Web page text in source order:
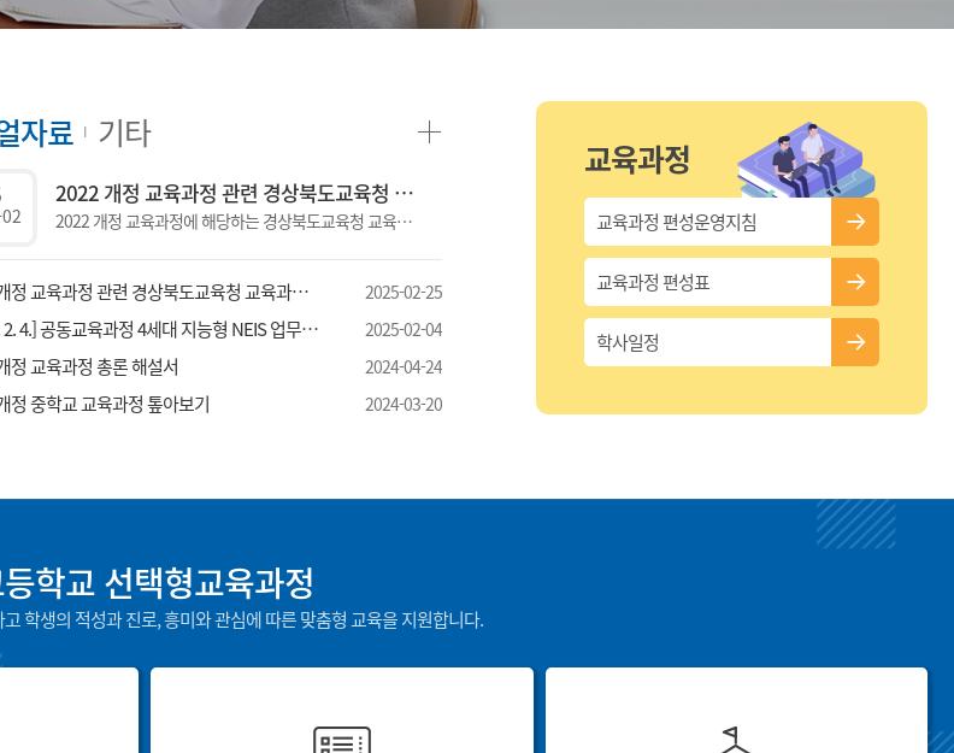
자료
2022 개정 교육과정 관련 경상북도교육청 교육과정 편성운영 지침(고등학교)
2022 개정 교육과정에 해당하는 경상북도교육청 교육과정 편성운영 지침 입니다. 2022 부터는 학교의 자율성을 강조한다는 의미에서 지침이라는 용어 대신 &#39;삶의 힘을 키우는 경상북도 고등학교 교육과정&#39; 이라는 이름으로 안내됩니다.
교육과정 관련 경상북도교육청 교육과정 편성운영 지침(중학교) 2025-02-25
4.] 공동교육과정 4세대 지능형 NEIS 업무 매뉴얼 2025-02-04
정 교육과정 총론 해설서 2024-04-24
정 중학교 교육과정 톺아보기 2024-03-20
기타
교육과정
교육과정 편성운영지침
교육과정 편성표
학사일정
학교 선택형교육과정
학생의 적성과 진로, 흥미와 관심에 따른 맞춤형 교육을 지원합니다.